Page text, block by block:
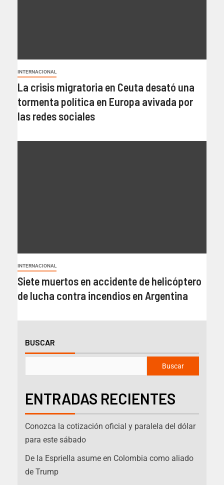
INTERNACIONAL
La crisis migratoria en Ceuta desató una
tormenta política en Europa avivada por
las redes sociales
INTERNACIONAL
Siete muertos en accidente de helicóptero
de lucha contra incendios en Argentina
BUSCAR
Buscar
ENTRADAS RECIENTES
Conozca la cotización oficial y paralela del dólar
para este sábado
De la Espriella asume en Colombia como aliado
de Trump